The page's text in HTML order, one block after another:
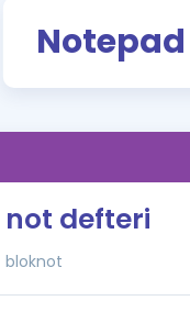
Notepad
not defteri
bloknot